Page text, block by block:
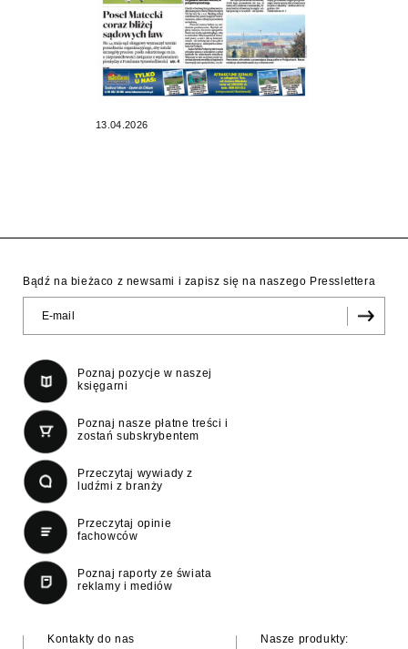
13.04.2026
Bądź na bieżaco z newsami i zapisz się na naszego Presslettera
Poznaj pozycje w naszej
księgarni
Poznaj nasze płatne treści i
zostań subskrybentem
Przeczytaj wywiady z
ludźmi z branży
Przeczytaj opinie
fachowców
Poznaj raporty ze świata
reklamy i mediów
Kontakty do nas
Nasze produkty: